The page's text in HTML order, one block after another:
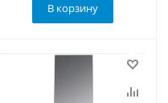
В корзину